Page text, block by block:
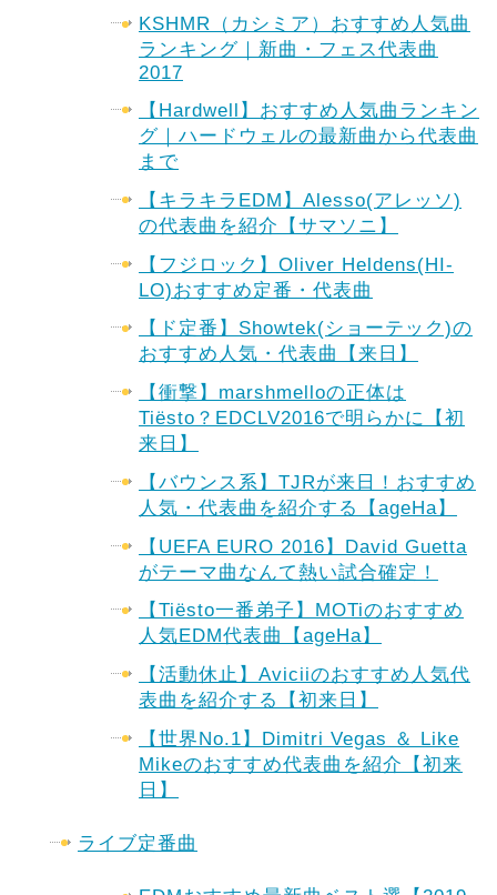
KSHMR（カシミア）おすすめ人気曲
ランキング｜新曲・フェス代表曲
2017
【Hardwell】おすすめ人気曲ランキン
グ｜ハードウェルの最新曲から代表曲
まで
【キラキラEDM】Alesso(アレッソ)
の代表曲を紹介【サマソニ】
【フジロック】Oliver Heldens(HI-
LO)おすすめ定番・代表曲
【ド定番】Showtek(ショーテック)の
おすすめ人気・代表曲【来日】
【衝撃】marshmelloの正体は
Tiësto？EDCLV2016で明らかに【初
来日】
【バウンス系】TJRが来日！おすすめ
人気・代表曲を紹介する【ageHa】
【UEFA EURO 2016】David Guetta
がテーマ曲なんて熱い試合確定！
【Tiësto一番弟子】MOTiのおすすめ
人気EDM代表曲【ageHa】
【活動休止】Aviciiのおすすめ人気代
表曲を紹介する【初来日】
【世界No.1】Dimitri Vegas ＆ Like
Mikeのおすすめ代表曲を紹介【初来
日】
ライブ定番曲